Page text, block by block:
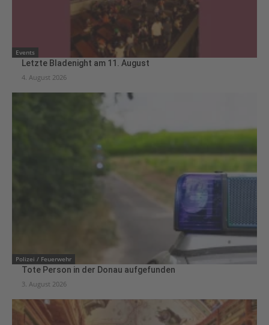
Events
Letzte Bladenight am 11. August
4. August 2026
Polizei / Feuerwehr
Tote Person in der Donau aufgefunden
3. August 2026